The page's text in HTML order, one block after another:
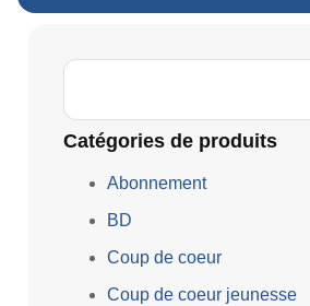
Catégories de produits
Abonnement
BD
Coup de coeur
Coup de coeur jeunesse